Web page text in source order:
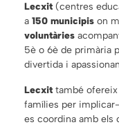
Lecxit (centres
a 150 municipis on
voluntàries
5è o 6è de primària
divertida i
Lecxit també ofereix
famílies per
es coordina amb els